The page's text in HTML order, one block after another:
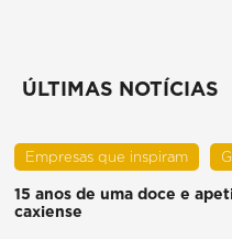
ÚLTIMAS NOTÍCIAS
Empresas que inspiram
15 anos de uma doce e
caxiense